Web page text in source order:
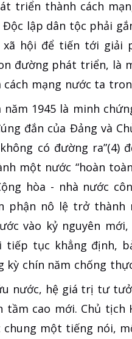
triển thành cách
lập dân tộc phải
hội để tiến tới giải
đường phát triển, là
mạng nước ta
1945 là minh
đắn của Đảng và
có đường ra”(4)
một nước “hoàn
hòa - nhà nước
phận nô lệ trở thành
vào kỷ nguyên
tục khẳng định,
chín năm chống
nước, hệ giá trị tư
cao mới. Chủ tịch
chung một tiếng nói,